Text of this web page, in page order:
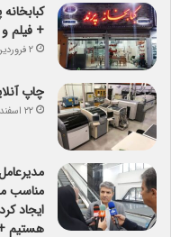
+ فیلم
۲ فروردین ۱۴۰۳
چاپ
۲۲ اسفند ۱۴۰۲
مناسب
هستیم